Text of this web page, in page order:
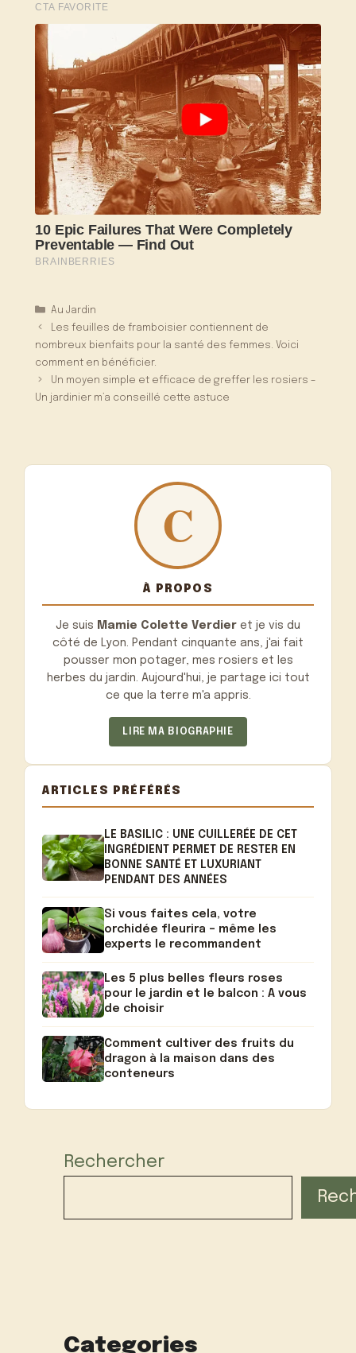
Catégories
Au Jardin
Les feuilles de framboisier contiennent de
nombreux bienfaits pour la santé des femmes. Voici
comment en bénéficier.
Un moyen simple et efficace de greffer les rosiers –
Un jardinier m’a conseillé cette astuce
À PROPOS
Je suis Mamie Colette Verdier et je vis du
côté de Lyon. Pendant cinquante ans, j'ai fait
pousser mon potager, mes rosiers et les
herbes du jardin. Aujourd'hui, je partage ici tout
ce que la terre m'a appris.
LIRE MA BIOGRAPHIE
ARTICLES PRÉFÉRÉS
LE BASILIC : UNE CUILLERÉE DE CET
INGRÉDIENT PERMET DE RESTER EN
BONNE SANTÉ ET LUXURIANT
PENDANT DES ANNÉES
Si vous faites cela, votre
orchidée fleurira – même les
experts le recommandent
Les 5 plus belles fleurs roses
pour le jardin et le balcon : A vous
de choisir
Comment cultiver des fruits du
dragon à la maison dans des
conteneurs
Rechercher
Categories